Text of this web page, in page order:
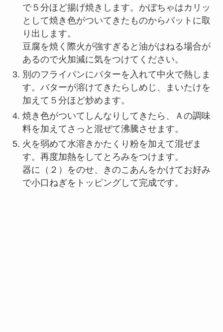
で５分ほど揚げ焼きします。かぼちゃはカリッ
として焼き色がついてきたものからバットに取
り出します。
豆腐を焼く際火が強すぎると油がはねる場合が
あるので火加減に気をつけてください。
別のフライパンにバターを入れて中火で熱しま
す。バターが溶けてきたらしめじ、まいたけを
加えて５分ほど炒めます。
焼き色がついてしんなりしてきたら、Ａの調味
料を加えてさっと混ぜて沸騰させます。
火を弱めて水溶きかたくり粉を加えて混ぜま
す。再度加熱をしてとろみをつけます。
器に（２）をのせ、きのこあんをかけてお好み
で小口ねぎをトッピングして完成です。